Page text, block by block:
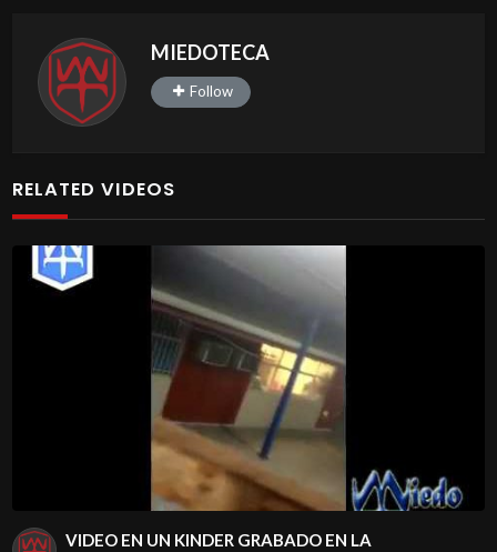
MIEDOTECA
Follow
RELATED VIDEOS
VIDEO EN UN KINDER GRABADO EN LA